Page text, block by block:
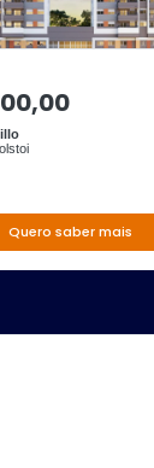
Quero saber mais